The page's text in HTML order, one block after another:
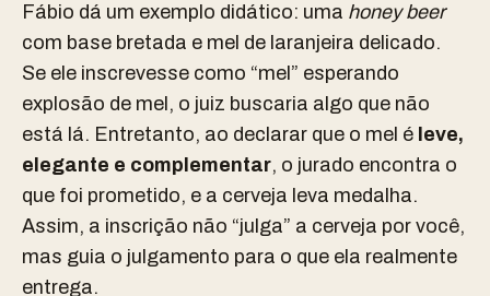
Fábio dá um exemplo didático: uma honey beer
com base bretada e mel de laranjeira delicado.
Se ele inscrevesse como “mel” esperando
explosão de mel, o juiz buscaria algo que não
está lá. Entretanto, ao declarar que o mel é leve,
elegante e complementar, o jurado encontra o
que foi prometido, e a cerveja leva medalha.
Assim, a inscrição não “julga” a cerveja por você,
mas guia o julgamento para o que ela realmente
entrega.